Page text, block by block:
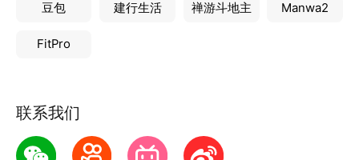
豆包 建行生活 禅游斗地主 Manwa2
FitPro
联系我们